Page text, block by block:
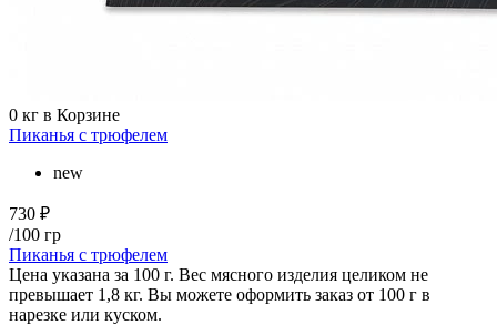
0 кг в Корзине
Пиканья с трюфелем
new
730 ₽
/100 гр
Пиканья с трюфелем
Цена указана за 100 г. Вес мясного изделия целиком не
превышает 1,8 кг. Вы можете оформить заказ от 100 г в
нарезке или куском.